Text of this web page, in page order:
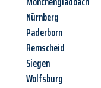
Nürnberg
Paderborn
Remscheid
Siegen
Wolfsburg